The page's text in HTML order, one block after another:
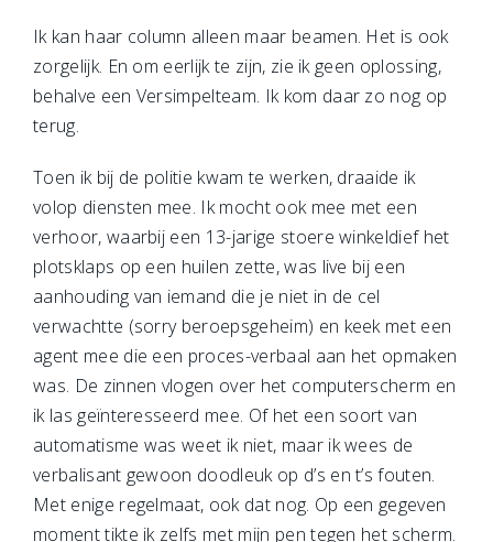
Ik kan haar column alleen maar beamen. Het is ook
zorgelijk. En om eerlijk te zijn, zie ik geen oplossing,
behalve een Versimpelteam. Ik kom daar zo nog op
terug.
Toen ik bij de politie kwam te werken, draaide ik
volop diensten mee. Ik mocht ook mee met een
verhoor, waarbij een 13-jarige stoere winkeldief het
plotsklaps op een huilen zette, was live bij een
aanhouding van iemand die je niet in de cel
verwachtte (sorry beroepsgeheim) en keek met een
agent mee die een proces-verbaal aan het opmaken
was. De zinnen vlogen over het computerscherm en
ik las geïnteresseerd mee. Of het een soort van
automatisme was weet ik niet, maar ik wees de
verbalisant gewoon doodleuk op d’s en t’s fouten.
Met enige regelmaat, ook dat nog. Op een gegeven
moment tikte ik zelfs met mijn pen tegen het scherm.